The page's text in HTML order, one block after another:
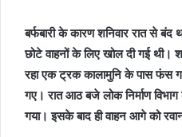
बर्फबारी के कारण शनिवार रात से बंद
छोटे वाहनों के लिए खोल दी गई थी।
रहा एक ट्रक कालामुनि के पास फंस
गए। रात आठ बजे लोक निर्माण
गया। इसके बाद ही वाहन आगे को